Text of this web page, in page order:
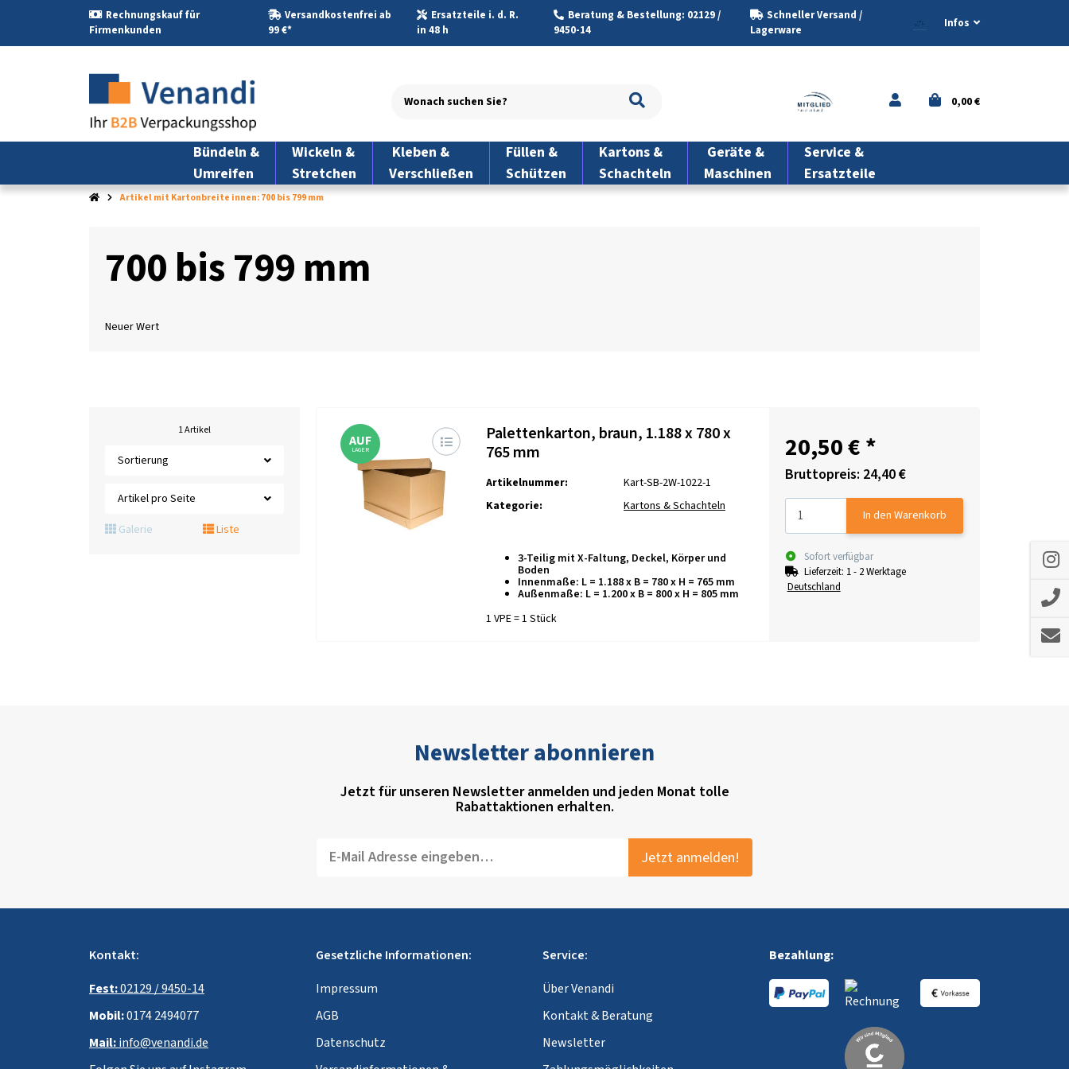
Rechnungskauf für
Firmenkunden
Versandkostenfrei ab
99 €*
Ersatzteile i. d. R.
in 48 h
Beratung & Bestellung: 02129 /
9450-14
Schneller Versand /
Lagerware
Infos
0,00 €
Bündeln &
Umreifen
Wickeln &
Stretchen
Kleben &
Verschließen
Füllen &
Schützen
Kartons &
Schachteln
Geräte &
Maschinen
Service &
Ersatzteile
Artikel mit Kartonbreite innen: 700 bis 799 mm
700 bis 799 mm
Neuer Wert
1 Artikel
Sortierung
Artikel pro Seite
Galerie
Liste
AUF
LAGER
Palettenkarton, braun, 1.188 x 780 x
765 mm
Artikelnummer:
Kart-SB-2W-1022-1
Kategorie:
Kartons & Schachteln
3-Teilig mit X-Faltung, Deckel, Körper und
Boden
Innenmaße: L = 1.188 x B = 780 x H = 765 mm
Außenmaße: L = 1.200 x B = 800 x H = 805 mm
1 VPE = 1 Stück
20,50 €*
Bruttopreis: 24,40 €
In den Warenkorb
Sofort verfügbar
Lieferzeit: 1 - 2 Werktage
Deutschland
Newsletter abonnieren
Jetzt für unseren Newsletter anmelden und jeden Monat tolle
Rabattaktionen erhalten.
Jetzt anmelden!
Kontakt:
Fest:02129 / 9450-14
Mobil:0174 2494077
Mail:info@venandi.de
Gesetzliche Informationen:
Impressum
AGB
Datenschutz
Service:
Über Venandi
Kontakt & Beratung
Newsletter
Bezahlung: